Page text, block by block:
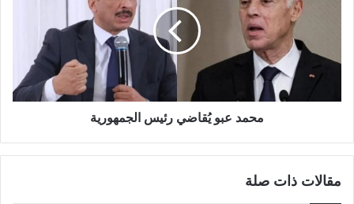
محمد عبو يُقاضي رئيس الجمهورية
مقالات ذات صلة